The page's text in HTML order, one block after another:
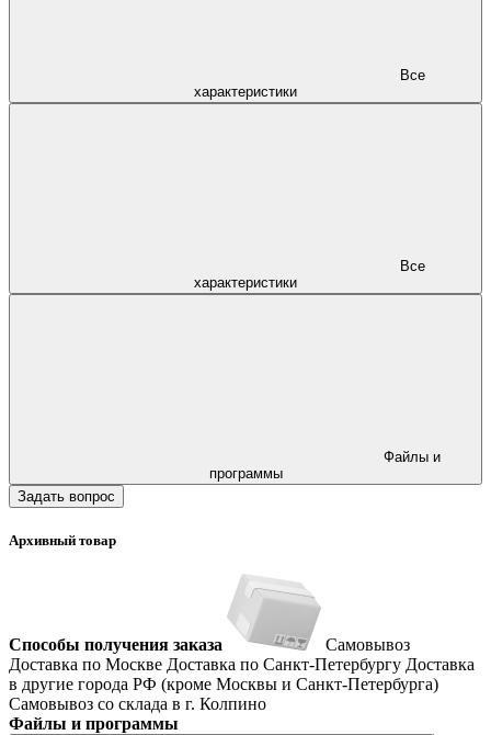
характеристики
характеристики
программы
Задать вопрос
Архивный товар
Способы получения заказа
Самовывоз
Доставка по Москве Доставка по Санкт-Петербургу Доставка
в другие города РФ (кроме Москвы и Санкт-Петербурга)
Самовывоз со склада в г. Колпино
Файлы и программы